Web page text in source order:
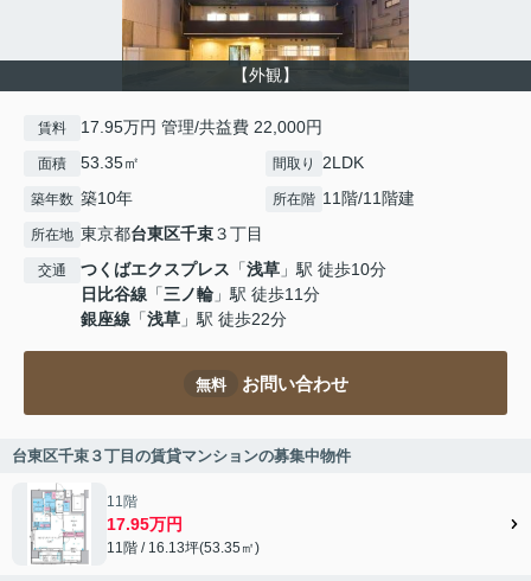
【外観】
賃料 17.95万円 管理/共益費 22,000円
面積 53.35㎡ 間取り 2LDK
築年数 築10年 所在階 11階/11階建
所在地 東京都台東区千束３丁目
交通 つくばエクスプレス 「浅草 」駅 徒歩10分
日比谷線 「三ノ輪 」駅 徒歩11分
銀座線 「浅草 」駅 徒歩22分
無料 お問い合わせ
台東区千束３丁目の賃貸マンションの募集中物件
11階
17.95万円
11階 / 16.13坪(53.35㎡)